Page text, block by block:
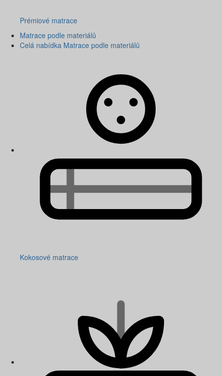
Prémiové matrace
Matrace podle materiálů
Celá nabídka Matrace podle materiálů
Kokosové matrace